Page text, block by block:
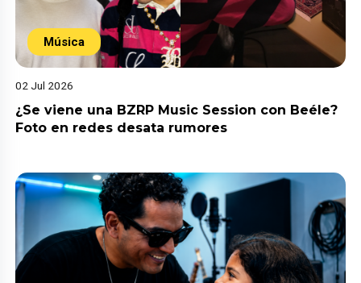
Música
02 Jul 2026
¿Se viene una BZRP Music Session con Beéle?
Foto en redes desata rumores